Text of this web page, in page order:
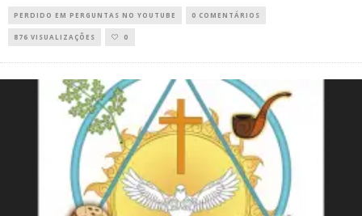
PERDIDO EM PERGUNTAS NO YOUTUBE 0 COMENTÁRIOS
876 VISUALIZAÇÕES 0